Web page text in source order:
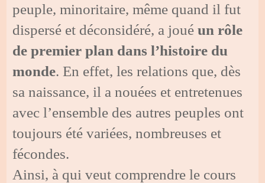
peuple, minoritaire, même quand il fut
dispersé et déconsidéré, a jouéun rôle
de premier plan dans l’histoire du
monde. En effet, les relations que, dès
sa naissance, il a nouées et entretenues
avec l’ensemble des autres peuples ont
toujours été variées, nombreuses et
fécondes.
Ainsi, à qui veut comprendre le cours